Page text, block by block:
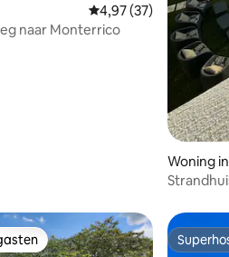
Gemiddelde
4,97 (37)
naar Monterrico
Woning
gasten